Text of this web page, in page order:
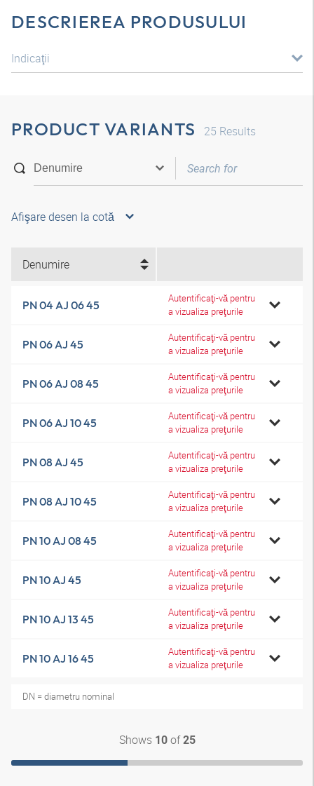
DESCRIEREA PRODUSULUI
Indicaţii
PRODUCT VARIANTS 25 Results
Afişare desen la cotă
Denumire
PN 04 AJ 06 45
Autentificaţi-vă pentru
a vizualiza preţurile
PN 06 AJ 45
Autentificaţi-vă pentru
a vizualiza preţurile
PN 06 AJ 08 45
Autentificaţi-vă pentru
a vizualiza preţurile
PN 06 AJ 10 45
Autentificaţi-vă pentru
a vizualiza preţurile
PN 08 AJ 45
Autentificaţi-vă pentru
a vizualiza preţurile
PN 08 AJ 10 45
Autentificaţi-vă pentru
a vizualiza preţurile
PN 10 AJ 08 45
Autentificaţi-vă pentru
a vizualiza preţurile
PN 10 AJ 45
Autentificaţi-vă pentru
a vizualiza preţurile
PN 10 AJ 13 45
Autentificaţi-vă pentru
a vizualiza preţurile
PN 10 AJ 16 45
Autentificaţi-vă pentru
a vizualiza preţurile
DN = diametru nominal
Shows 10of25